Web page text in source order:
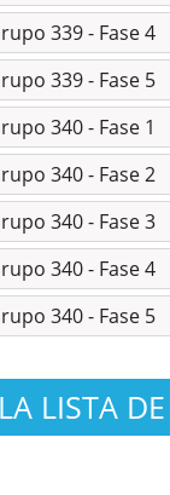
339 - Fase 4
339 - Fase 5
340 - Fase 1
340 - Fase 2
340 - Fase 3
340 - Fase 4
340 - Fase 5
LISTA